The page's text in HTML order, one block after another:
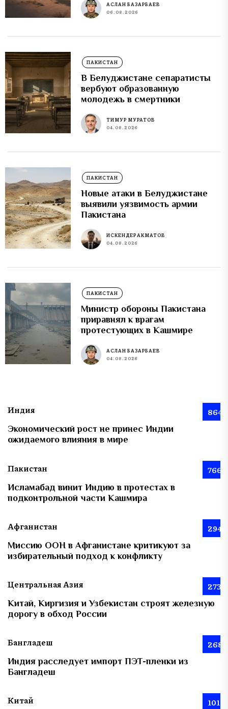
АСЛАН БАЗАРБАЕВ
06.08.2026
ПАКИСТАН
В Белуджистане сепаратисты
вербуют образованную
молодежь в смертники
ТИМУР МУРАТОВ
04.08.2026
ПАКИСТАН
Новые атаки в Белуджистане
выявили уязвимость армии
Пакистана
ИСКЕНДЕР АКМАТОВ
04.08.2026
ПАКИСТАН
Министр обороны Пакистана
приравнял к врагам
протестующих в Кашмире
АСЛАН БАЗАРБАЕВ
04.08.2026
Индия 864
Экономический рост не принес Индии
ожидаемого влияния в мире
Пакистан 766
Исламабад винит Индию в протестах в
подконтрольной части Кашмира
Афганистан 294
Миссию ООН в Афганистане критикуют за
избирательный подход к конфликту
Центральная Азия 273
Китай, Киргизия и Узбекистан строят железную
дорогу в обход России
Бангладеш 268
Индия расследует импорт ПЭТ-пленки из
Бангладеш
Китай 101